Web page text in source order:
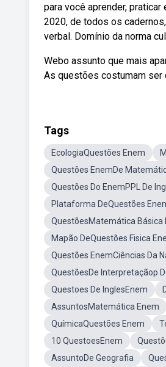
para você aprender,
2020, de todos os
verbal. Domínio da norma
Webo assunto que mais
As questões costumam ser
Tags
EcologiaQuestões Enem
Questões EnemDe
Questões Do EnemPPL De
Plataforma DeQuestões
QuestõesMatemática Básica
Mapão DeQuestões Fisica
Questões EnemCiências Da
QuestõesDe Interpretaçãop
Questoes De InglesEnem
AssuntosMatemática Enem
QuímicaQuestões Enem
10 QuestoesEnem
AssuntoDe Geografia